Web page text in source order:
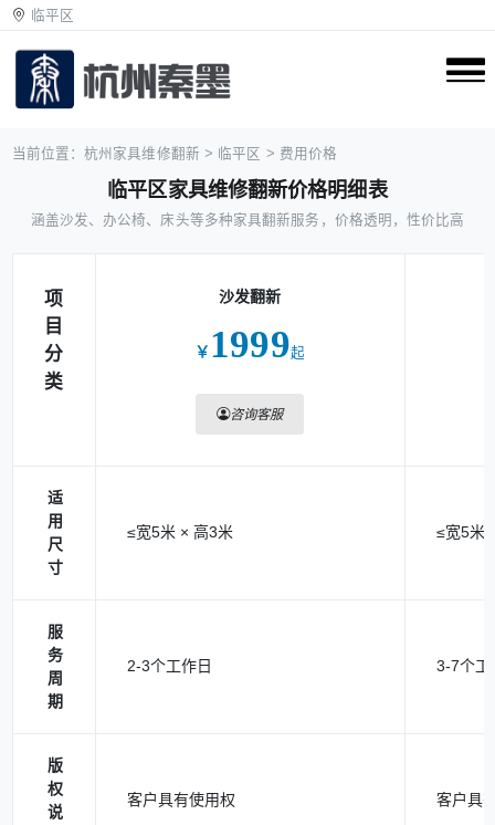
临平区
当前位置： 杭州家具维修翻新 > 临平区 > 费用价格
临平区家具维修翻新价格明细表
涵盖沙发、办公椅、床头等多种家具翻新服务，价格透明，性价比高
项
目
分
类
沙发翻新
￥ 1999起
咨询客服
适
用
尺
寸
≤宽5米 × 高3米 ≤宽5米
服
务
周
期
2-3个工作日 3-7个工
版
权
说
客户具有使用权 客户具